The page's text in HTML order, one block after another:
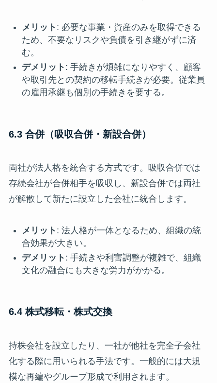
メリット : 必要な事業・資産のみを取得できる
ため、不要なリスクや負債を引き継がずに済
む。
デメリット : 手続きが煩雑になりやすく、顧客
や取引先との契約の移転手続きが必要。従業員
の雇用承継も個別の手続きを要する。
6.3 合併（吸収合併・新設合併）
両社が法人格を統合する方式です。吸収合併では
存続会社が合併相手を吸収し、新設合併では両社
が解散して新たに設立した会社に統合します。
メリット : 法人格が一体となるため、組織の統
合効果が大きい。
デメリット : 手続きや利害調整が複雑で、組織
文化の融合にも大きな労力がかかる。
6.4 株式移転・株式交換
持株会社を設立したり、一社が他社を完全子会社
化する際に用いられる手法です。一般的には大規
模な再編やグループ形成で利用されます。